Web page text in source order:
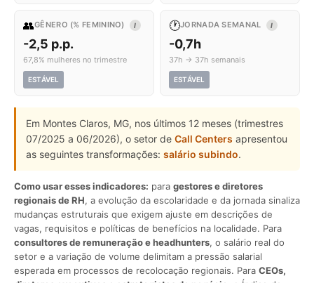
👥GÊNERO (% FEMININO) I
-2,5 p.p.
67,8% mulheres no trimestre
ESTÁVEL
🕐JORNADA SEMANAL I
-0,7h
37h → 37h semanais
ESTÁVEL
Em Montes Claros, MG, nos últimos 12 meses (trimestres
07/2025 a 06/2026), o setor de Call Centers apresentou
as seguintes transformações: salário subindo.
Como usar esses indicadores: para gestores e diretores
regionais de RH, a evolução da escolaridade e da jornada sinaliza
mudanças estruturais que exigem ajuste em descrições de
vagas, requisitos e políticas de benefícios na localidade. Para
consultores de remuneração e headhunters, o salário real do
setor e a variação de volume delimitam a pressão salarial
esperada em processos de recolocação regionais. Para CEOs,